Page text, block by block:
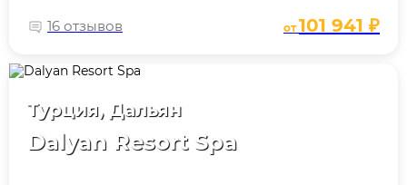
16 отзывов от101 941 ₽
Турция, Дальян
Dalyan Resort Spa